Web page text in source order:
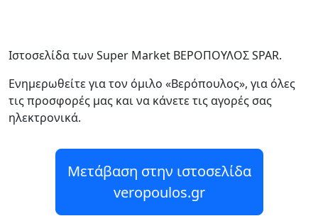
Ιστοσελίδα των Super Market ΒΕΡΟΠΟΥΛΟΣ SPAR.
Ενημερωθείτε για τον όμιλο «Βερόπουλος», για όλες
τις προσφορές μας και να κάνετε τις αγορές σας
ηλεκτρονικά.
Μετάβαση στην ιστοσελίδα
veropoulos.gr